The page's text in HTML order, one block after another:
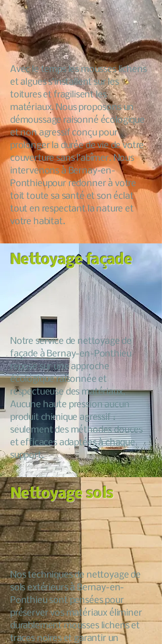
Avec le temps les mousses lichens
et algues s’installent sur les
toitures et fragilisent les
matériaux. Nous proposons un
démoussage raisonné écologique
et non agressif conçu pour
prolonger la durée de vie de votre
couverture sans l’abîmer. Nous
intervenons à Bernay-en-
Ponthieupour redonner à votre
toit toute sa santé et son éclat
tout en respectant la nature et
votre habitat.
Nettoyage façade
Notre service de nettoyage de
façade à Bernay-en-Ponthieu
repose sur une approche
écologique raisonnée et
respectueuse des matériaux.
Aucune haute pression aucun
produit chimique agressif :
seulement des méthodes douces
et efficaces adaptées à chaque
support.
Nettoyage sols
Nos techniques de nettoyage de
sols extérieurs à Bernay-en-
Ponthieu sont pensées pour
préserver vos matériaux éliminer
durablement mousses lichens et
traces noires et garantir un